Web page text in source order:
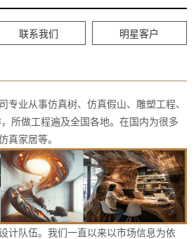
联系我们 明星客户
专业从事仿真树、仿真假山、雕塑工程、
所做工程遍及全国各地。在国内为很多
真家居等。
队伍。我们一直以来以市场信息为依